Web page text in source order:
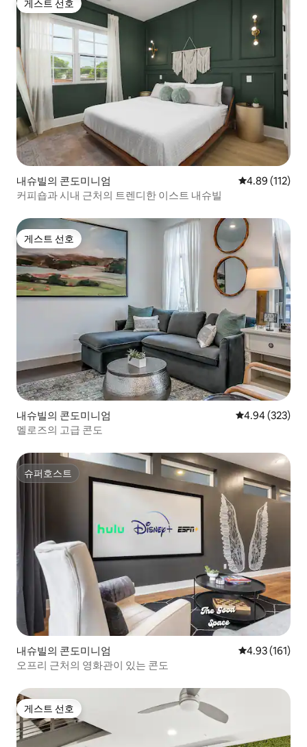
게스트 선호
게스트 선호
내슈빌의 콘도미니엄 평점 4.89점(5
4.89 (112)
커피숍과 시내 근처의 트렌디한 이스트 내슈빌
게스트 선호
게스트 선호
내슈빌의 콘도미니엄 평점 4.94점(5
4.94 (323)
멜로즈의 고급 콘도
슈퍼호스트
슈퍼호스트
내슈빌의 콘도미니엄 평점 4.93점(5
4.93 (161)
오프리 근처의 영화관이 있는 콘도
게스트 선호
게스트 선호